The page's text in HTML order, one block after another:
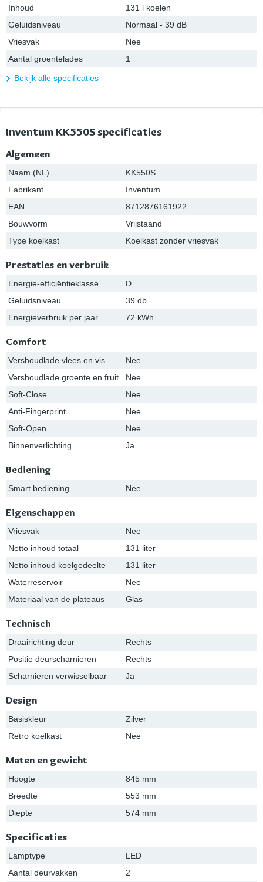
Inhoud
131 l koelen
Geluidsniveau
Normaal - 39 dB
Vriesvak
Nee
Aantal groentelades
1
Bekijk alle specificaties
Inventum KK550S specificaties
Algemeen
Naam (NL)
KK550S
Fabrikant
Inventum
EAN
8712876161922
Bouwvorm
Vrijstaand
Type koelkast
Koelkast zonder vriesvak
Prestaties en verbruik
Energie-efficiëntieklasse
D
Geluidsniveau
39 db
Energieverbruik per jaar
72 kWh
Comfort
Vershoudlade vlees en vis
Nee
Vershoudlade groente en fruit
Nee
Soft-Close
Nee
Anti-Fingerprint
Nee
Soft-Open
Nee
Binnenverlichting
Ja
Bediening
Smart bediening Nee
Eigenschappen
Vriesvak
Nee
Netto inhoud totaal
131 liter
Netto inhoud koelgedeelte
131 liter
Waterreservoir
Nee
Materiaal van de plateaus
Glas
Technisch
Draairichting deur
Rechts
Positie deurscharnieren
Rechts
Scharnieren verwisselbaar
Ja
Design
Basiskleur
Zilver
Retro koelkast
Nee
Maten en gewicht
Hoogte
845 mm
Breedte
553 mm
Diepte
574 mm
Specificaties
Lamptype
LED
Aantal deurvakken
2